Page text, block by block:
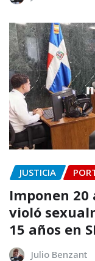
JUSTICIA
Imponen
violó
15 años en
Julio Benzant